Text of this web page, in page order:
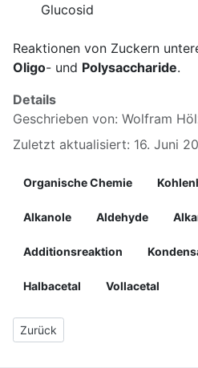
Glucosid +
Reaktionen von Zuckern
Oligo- und Polysaccharide.
Details
Geschrieben von: Wolfram
Zuletzt aktualisiert: 16. Juni
Organische Chemie
Alkanole Aldehyde
Additionsreaktion
Halbacetal Vollacetal
Vorheriger Beitrag: 04.1.7
Zurück